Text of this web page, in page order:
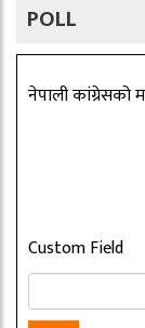
POLL
नेपाली कांग्रेसको
Custom Field